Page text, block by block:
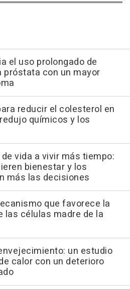
el uso prolongado de
próstata con un mayor
reducir el colesterol en
químicos y los
vida a vivir más tiempo:
bienestar y los
más las decisiones
que favorece la
las células madre de la
un estudio
calor con un deterioro